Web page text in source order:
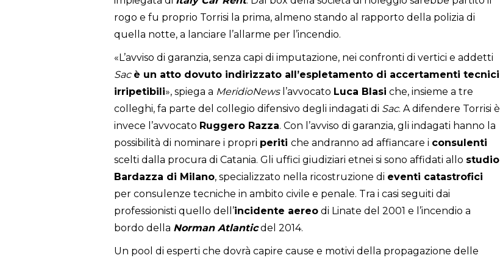
rogo e fu proprio Torrisi la prima, almeno stando al rapporto della polizia di
quella notte, a lanciare l’allarme per l’incendio.
«L’avviso di garanzia, senza capi di imputazione, nei confronti di vertici e addetti
Sac è un atto dovuto indirizzato all’espletamento di accertamenti tecnici
irripetibili», spiega a MeridioNewsl’avvocato Luca Blasi che, insieme a tre
colleghi, fa parte del collegio difensivo degli indagati di Sac. A difendere Torrisi è
invece l’avvocato Ruggero Razza. Con l’avviso di garanzia, gli indagati hanno la
possibilità di nominare i propri periti che andranno ad affiancare i consulenti
scelti dalla procura di Catania. Gli uffici giudiziari etnei si sono affidati allo studio
Bardazza di Milano, specializzato nella ricostruzione di eventi catastrofici
per consulenze tecniche in ambito civile e penale. Tra i casi seguiti dai
professionisti quello dell’incidente aereo di Linate del 2001 e l’incendio a
bordo della Norman Atlanticdel 2014.
Un pool di esperti che dovrà capire cause e motivi della propagazione delle